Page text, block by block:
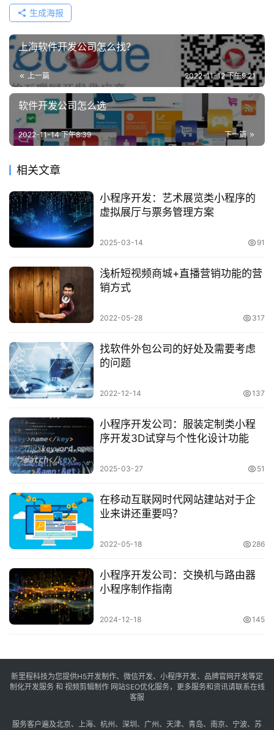
生成海报
上海软件开发公司怎么找？
上一篇 2022-11-12 下午9:21
软件开发公司怎么选
下一篇
2022-11-14 下午8:39
相关文章
小程序开发：艺术展览类小程序的
虚拟展厅与票务管理方案
2025-03-14 91
浅析短视频商城+直播营销功能的营
销方式
2022-05-28 317
找软件外包公司的好处及需要考虑
的问题
2022-12-14 137
小程序开发公司：服装定制类小程
序开发3D试穿与个性化设计功能
2025-03-27 51
在移动互联网时代网站建站对于企
业来讲还重要吗？
2022-05-18 286
小程序开发公司：交换机与路由器
小程序制作指南
2024-12-18 145
新里程科技为您提供H5开发制作、微信开发、小程序开发、品牌官网开发等定
制化开发服务 和 视频剪辑制作 网站SEO优化服务，更多服务和资讯请联系在线
客服
服务客户遍及北京、 上海、 杭州 、 深圳 、 广州 、 天津、 青岛、 南京、 宁波、 苏